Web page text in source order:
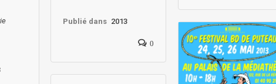
Publié dans 2013
0